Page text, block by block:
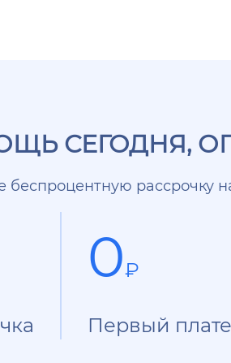
СЕГОДНЯ,
рассрочку
0₽
Первый